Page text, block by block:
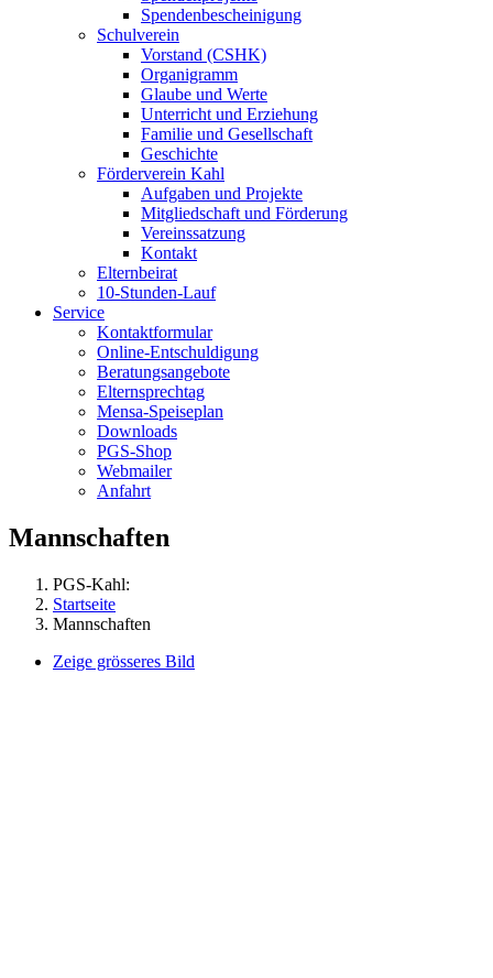
Spendenbescheinigung
Schulverein
Vorstand (CSHK)
Organigramm
Glaube und Werte
Unterricht und Erziehung
Familie und Gesellschaft
Geschichte
Förderverein Kahl
Aufgaben und Projekte
Mitgliedschaft und Förderung
Vereinssatzung
Kontakt
Elternbeirat
10-Stunden-Lauf
Service
Kontaktformular
Online-Entschuldigung
Beratungsangebote
Elternsprechtag
Mensa-Speiseplan
Downloads
PGS-Shop
Webmailer
Anfahrt
Mannschaften
PGS-Kahl:
Startseite
Mannschaften
Zeige grösseres Bild